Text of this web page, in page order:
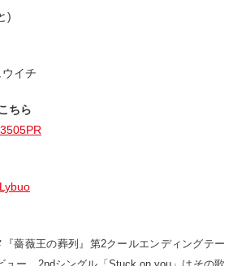
)
イチ
ちら
薔薇王の葬列』第2クールエンディングテー
ュー。2ndシングル「Stuck on you」はその歌